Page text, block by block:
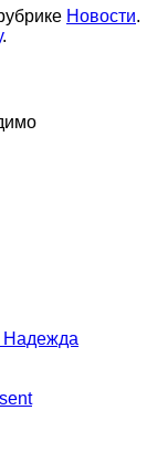
Новости.
.
Надежда